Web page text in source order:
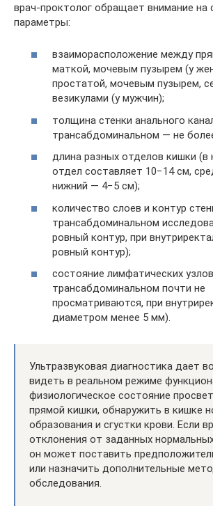
врач-проктолог обращает внимание
параметры:
взаиморасположение между
маткой, мочевым пузырем (у
простатой, мочевым пузырем,
везикулами (у мужчин);
толщина стенки анального
трансабдоминальном — не
длина разных отделов кишки (в
отдел составляет 10−14 см,
нижний — 4−5 см);
количество слоев и контур
трансабдоминальном
ровный контур, при
ровный контур);
состояние лимфатических
трансабдоминальном почти не
просматриваются, при
диаметром менее 5 мм).
Ультразвуковая диагностика дает
видеть в реальном режиме
физиологическое состояние
прямой кишки, обнаружить в кишке
образования и сгустки крови. Если
отклонения от заданных
он может поставить
или назначить дополнительные
обследования.